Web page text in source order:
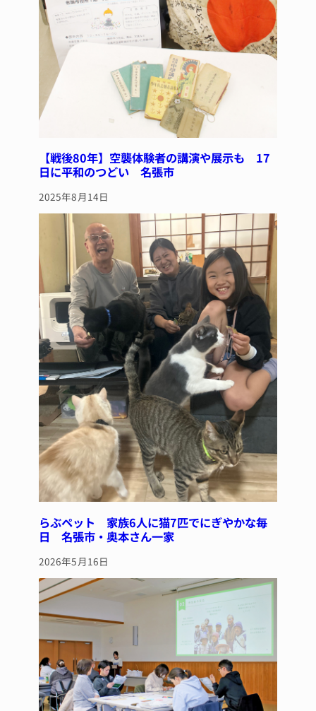
【戦後80年】空襲体験者の講演や展示も 17
日に平和のつどい 名張市
2025年8月14日
らぶペット 家族6人に猫7匹でにぎやかな毎
日 名張市・奥本さん一家
2026年5月16日